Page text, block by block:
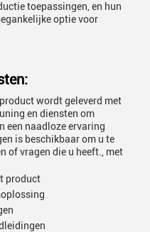
toepassingen, en hun
optie voor
wordt geleverd met
en diensten om
een naadloze ervaring
is beschikbaar om u te
of vragen die u heeft., met
product